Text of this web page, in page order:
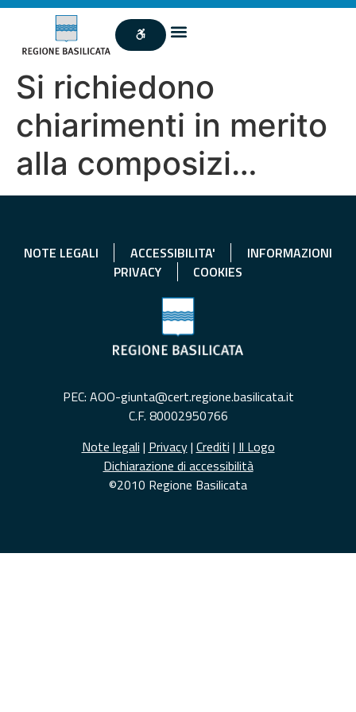
Si richiedono
chiarimenti in merito
alla composizi…
NOTE LEGALI ACCESSIBILITA'
INFORMAZIONI
PRIVACY
COOKIES
PEC: AOO-giunta@cert.regione.basilicata.it
C.F. 80002950766
Note legali | Privacy| Crediti | Il Logo
Dichiarazione di accessibilità
©2010 Regione Basilicata